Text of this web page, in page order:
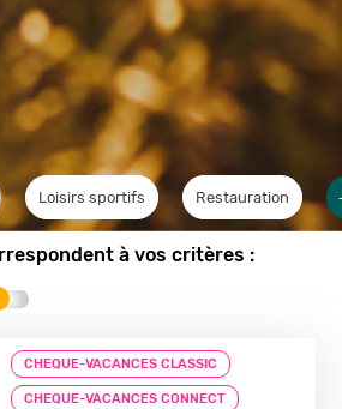
Loisirs sportifs Restauration
à vos critères :
CHEQUE-VACANCES CLASSIC
CHEQUE-VACANCES CONNECT